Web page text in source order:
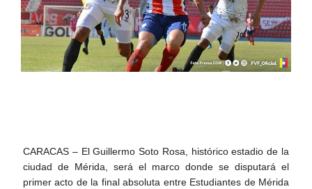
CARACAS – El Guillermo Soto Rosa, histórico estadio de la
ciudad de Mérida, será el marco donde se disputará el
primer acto de la final absoluta entre Estudiantes de Mérida